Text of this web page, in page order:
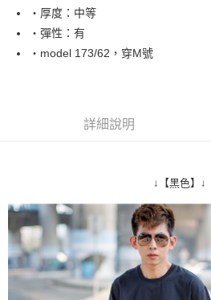
悠遊付
Google Pay
AFTEE先享後付是「在收到商品之後才付款
３．安心：先確認商品／服務後，再付款。
【「AFTEE先享後付」結帳流程】
１．於結帳方式選擇「AFTEE先享後付」後
結帳頁面，進行簡訊認證並確認金額後，即
２．訂單成立數日內，您將收到繳費通知簡
３．收到繳費通知簡訊後14天內，點擊此簡
ATM／網路銀行／等多元方式進行付款，方
※ 請注意：結帳手續完成當下不需立刻繳費
每筆NT$80，滿NT$1,800(含以上)免運
先付款後全家取貨
每筆NT$80，滿NT$1,800(含以上)免運費
7-11付款取貨
‧厚度：中等
‧彈性：有
‧model 173/62，穿M號
詳細說明
↓【黑色】↓